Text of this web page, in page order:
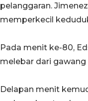
pelanggaran.
memperkecil
Pada menit ke-80,
melebar dari
Delapan menit